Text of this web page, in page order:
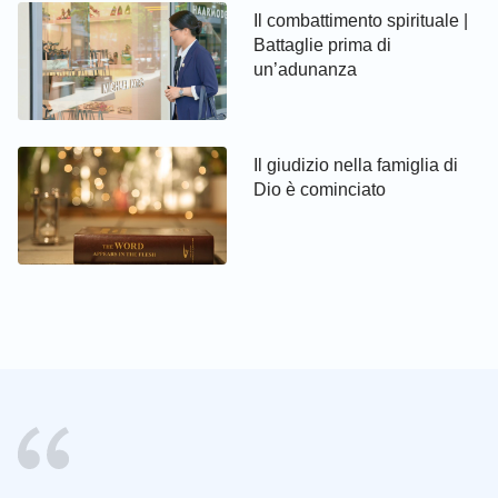
fossero veri, perché credo che tutte le profezie del
Signore si debbano adempiere, debbano avverarsi.
Dopo di che, Fratello Jospeh mi ha letto due passi
della parola di Dio Onnipotente in “Cristo compie
l’opera di giudizio attraverso la verità”: “L’opera di
giudizio è propria di Dio quindi, ovviamente,
deve essere svolta da Lui Stesso; non può
essere effettuata dall’uomo in Sua vece. Poiché
giorni, Cristo dovrà utilizzare la verità per
insegnare agli uomini su tutta la terra e per far
Il combattimento spirituale |
Battaglie prima di
un’adunanza
Il giudizio nella famiglia di
Dio è cominciato